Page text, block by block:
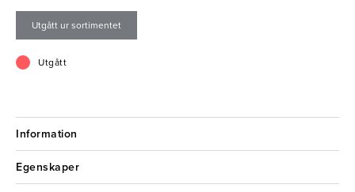
Utgått ur sortimentet
Utgått
Information
Egenskaper